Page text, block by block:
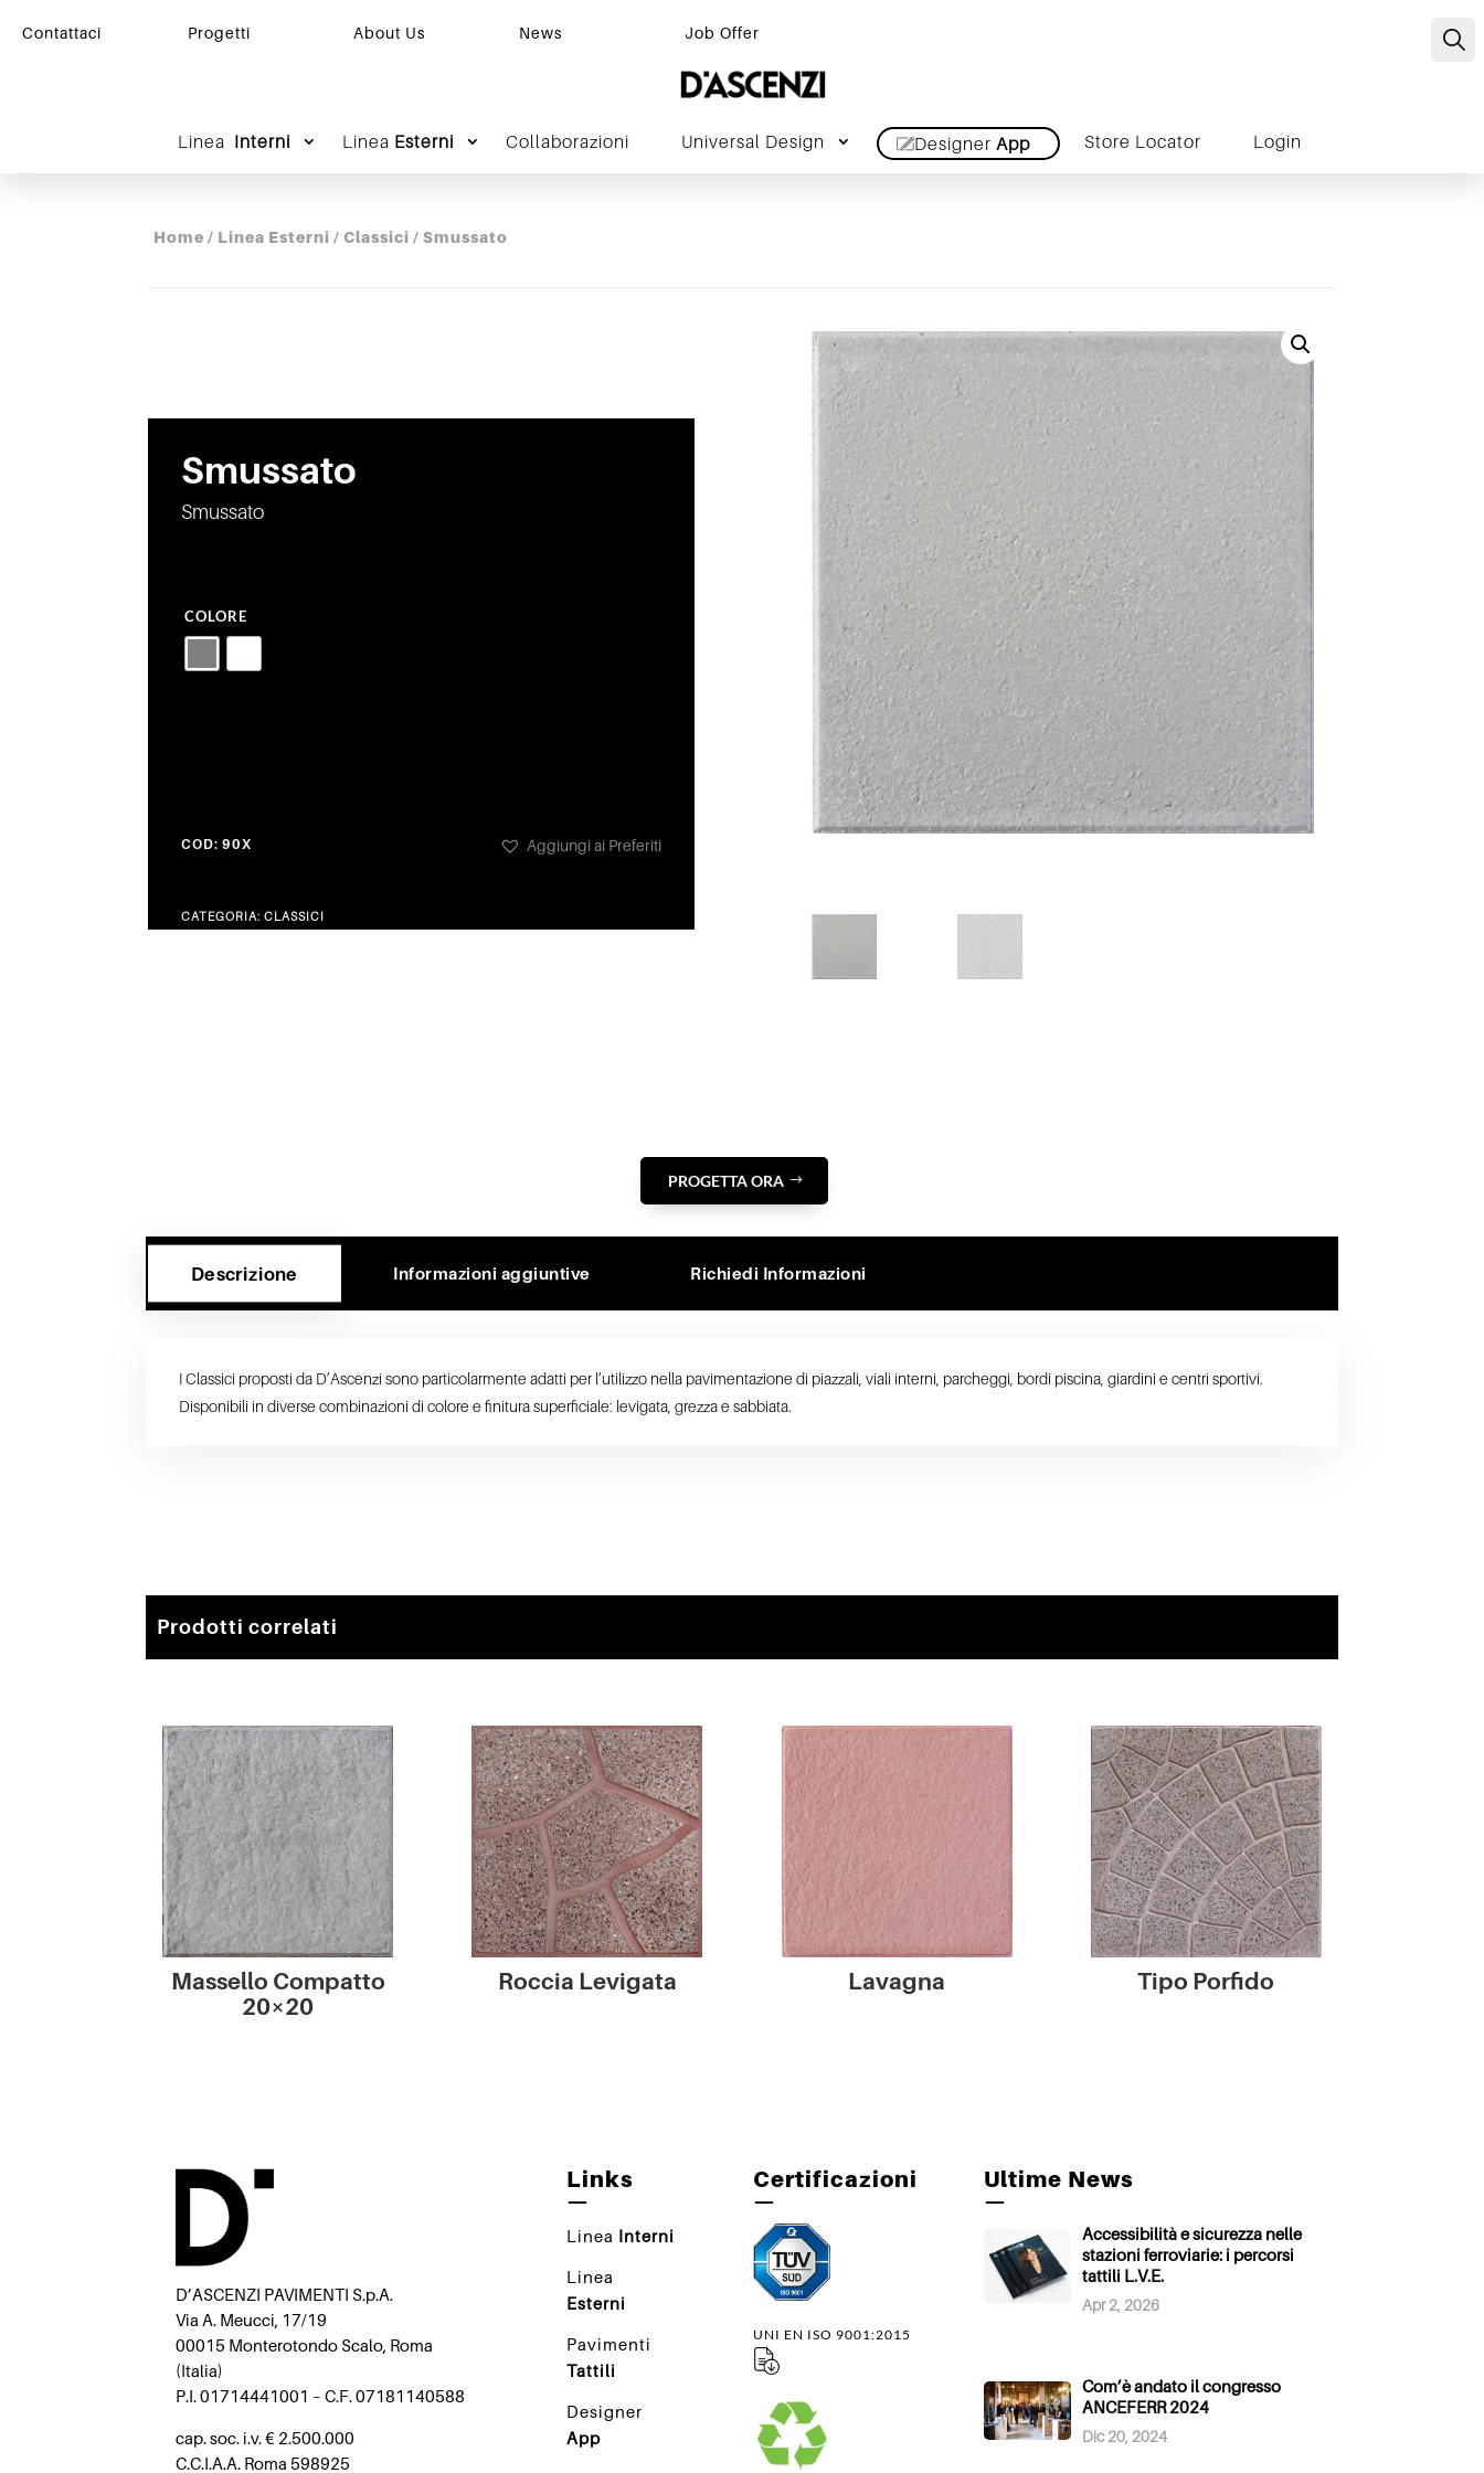
Contattaci Progetti About Us News Job Offer
Linea Interni Linea Esterni Collaborazioni Universal Design Designer App Store Locator Login
Home / Linea Esterni / Classici / Smussato
Smussato
Smussato
COLORE
Aggiungi ai Preferiti
COD:90X
CATEGORIA:CLASSICI
PROGETTA ORA
Descrizione Informazioni aggiuntive Richiedi Informazioni
I Classici proposti da D’Ascenzi sono particolarmente adatti per l’utilizzo nella pavimentazione di piazzali, viali interni, parcheggi, bordi piscina, giardini e centri sportivi.
Disponibili in diverse combinazioni di colore e finitura superficiale: levigata, grezza e sabbiata.
Prodotti correlati
Massello Compatto
20×20
Roccia Levigata Lavagna Tipo Porfido
D’ASCENZI PAVIMENTI S.p.A.
Via A. Meucci, 17/19
00015 Monterotondo Scalo, Roma
(Italia)
P.I. 01714441001 – C.F. 07181140588
cap. soc. i.v. € 2.500.000
C.C.I.A.A. Roma 598925
Links
—
Linea Interni
Linea
Esterni
Pavimenti
Tattili
Designer
App
Certificazioni
—
UNI EN ISO 9001:2015
Ultime News
—
Accessibilità e sicurezza nelle
stazioni ferroviarie: i percorsi
tattili L.V.E.
Apr 2, 2026
Com’è andato il congresso
ANCEFERR 2024
Dic 20, 2024